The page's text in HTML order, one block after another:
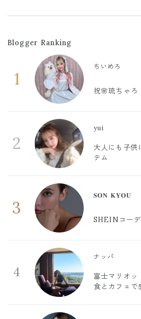
Blogger Ranking
1
ちいめろ
祝🌸琉ちゃろ
2
yui
大人にも子供
テム
3
𝐒𝐎𝐍 𝐊𝐘𝐎𝐔
SHEINコー
4
ナッパ
富士マリオッ
食とカフェで